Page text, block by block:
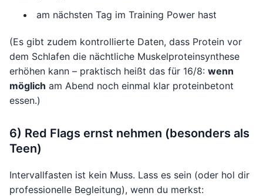
am nächsten Tag im Training Power hast
(Es gibt zudem kontrollierte Daten, dass Protein vor
dem Schlafen die nächtliche Muskelproteinsynthese
erhöhen kann – praktisch heißt das für 16/8: wenn
möglich am Abend noch einmal klar proteinbetont
essen.)
6) Red Flags ernst nehmen (besonders als
Teen)
Intervallfasten ist kein Muss. Lass es sein (oder hol dir
professionelle Begleitung), wenn du merkst: